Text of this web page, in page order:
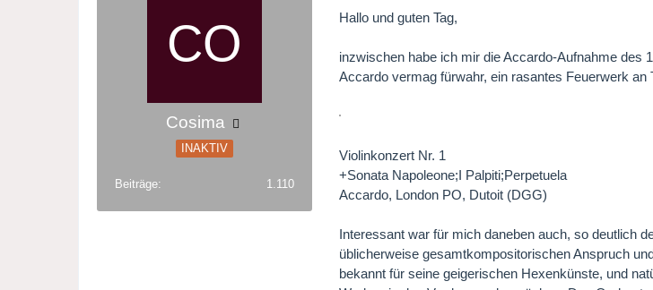
Cosima
INAKTIV
Beiträge 1.110
Hallo und guten Tag,
inzwischen habe ich mir die Accardo-Aufnahme des
Accardo vermag fürwahr, ein rasantes Feuerwerk
Violinkonzert Nr. 1
+Sonata Napoleone;I Palpiti;Perpetuela
Accardo, London PO, Dutoit (DGG)
Interessant war für mich daneben auch, so deutlich
üblicherweise gesamtkompositorischen Anspruch
bekannt für seine geigerischen Hexenkünste, und